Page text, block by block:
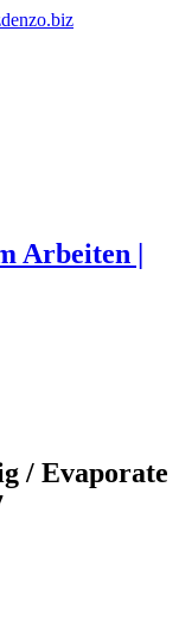
Arbeiten |
/ Evaporate